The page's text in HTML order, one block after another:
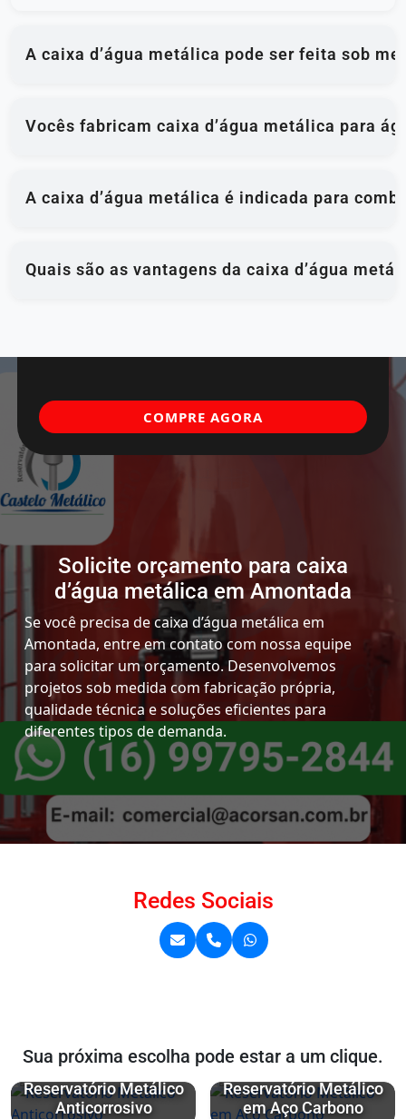
A caixa d’água metálica pode ser feita sob
Vocês fabricam caixa d’água metálica para
A caixa d’água metálica é indicada para
Quais são as vantagens da caixa d’água
Solicite orçamento para caixa
d’água metálica em Amontada
Se você precisa de caixa d’água metálica em
Amontada, entre em contato com nossa equipe
para solicitar um orçamento. Desenvolvemos
projetos sob medida com fabricação própria,
qualidade técnica e soluções eficientes para
diferentes tipos de demanda.
COMPRE AGORA
Redes Sociais
Sua próxima escolha pode estar a um clique.
Reservatório Metálico
Anticorrosivo
Reservatório Metálico
em Aço Carbono